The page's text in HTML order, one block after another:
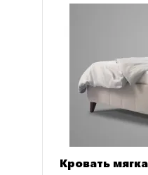
Кровать